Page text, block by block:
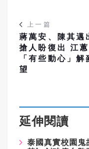
上一篇
蔣萬安、陳其邁
搶人盼復出 江
「有些動心」解
望
延伸閱讀
泰國真實校園鬼